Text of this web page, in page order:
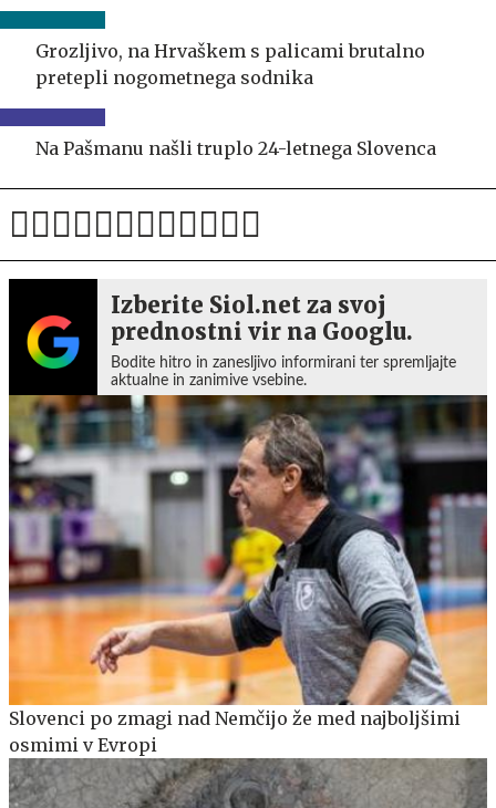
Grozljivo, na Hrvaškem s palicami brutalno
pretepli nogometnega sodnika
Na Pašmanu našli truplo 24-letnega Slovenca
Izberite Siol.net za svoj
prednostni vir na Googlu.
Bodite hitro in zanesljivo informirani ter spremljajte
aktualne in zanimive vsebine.
Slovenci po zmagi nad Nemčijo že med najboljšimi
osmimi v Evropi